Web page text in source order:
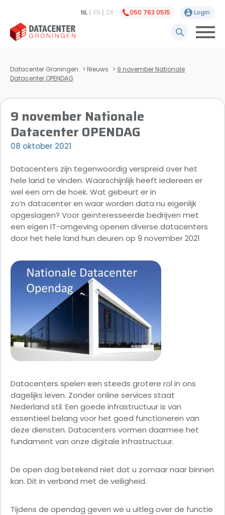
NL EN DE 050 763 0515 Login
Datacenter Groningen > Nieuws > 9 november Nationale
Datacenter OPENDAG
9 november Nationale
Datacenter OPENDAG
08 oktober 2021
Datacenters zijn tegenwoordig verspreid over het
hele land te vinden. Waarschijnlijk heeft iedereen er
wel een om de hoek. Wat gebeurt er in
zo’n datacenteren waar worden data nu eigenlijk
opgeslagen? Voor geïnteresseerde bedrijven met
een eigen IT-omgeving openen diverse datacenters
door het hele land hun deuren op 9 november 2021
Datacenters spelen een steeds grotere rol in ons
dagelijks leven. Zonder online services staat
Nederland stil. Een goede infrastructuur is van
essentieel belang voor het goed functioneren van
deze diensten. Datacenters vormen daarmee het
fundament van onze digitale infrastructuur.
De open dag betekend niet dat u zomaar naar binnen
kan. Dit in verband met de veiligheid.
Tijdens de opendag geven we u uitleg over de functie